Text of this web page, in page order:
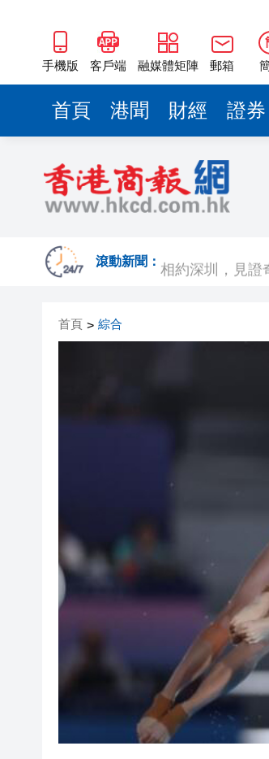
手機版 客戶端 融媒體矩陣 郵箱
首頁 港聞 財經 證券
滾動新聞：
有片丨孕婦羊
東涌巴士撞電單
有片丨清淡不
首頁 > 綜合